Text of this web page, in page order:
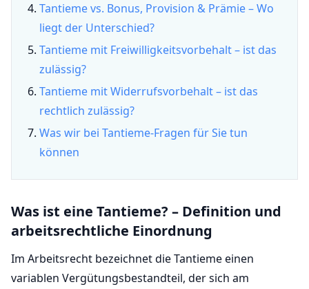
Tantieme vs. Bonus, Provision & Prämie – Wo
liegt der Unterschied?
Tantieme mit Freiwilligkeitsvorbehalt – ist das
zulässig?
Tantieme mit Widerrufsvorbehalt – ist das
rechtlich zulässig?
Was wir bei Tantieme-Fragen für Sie tun
können
Was ist eine Tantieme? – Definition und
arbeitsrechtliche Einordnung
Im Arbeitsrecht bezeichnet die Tantieme einen
variablen Vergütungsbestandteil, der sich am